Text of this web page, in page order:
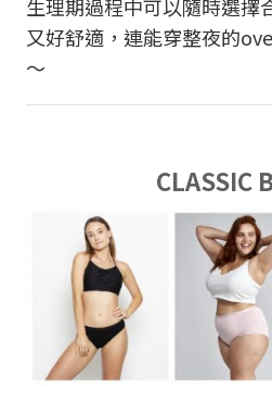
生理期過程中可以隨時選擇
又好舒適，連能穿整夜的
～
CLASSIC